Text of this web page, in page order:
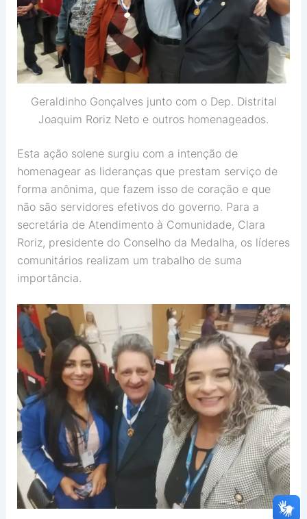
Geraldinho Gonçalves junto com o Dep. Distrital
Joaquim Roriz Neto e outros homenageados.
Esta ação solene surgiu com a intenção de
homenagear as lideranças que prestam serviço de
forma anônima, que fazem isso de coração e que
não são servidores efetivos do governo. Para a
secretária de Atendimento à Comunidade, Clara
Roriz, presidente do Conselho da Medalha, os líderes
comunitários realizam um trabalho de suma
importância.